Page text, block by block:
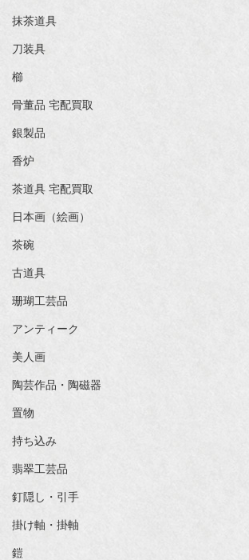
抹茶道具
刀装具
櫛
骨董品 宅配買取
銀製品
香炉
茶道具 宅配買取
日本画（絵画）
茶碗
古道具
珊瑚工芸品
アンティーク
美人画
陶芸作品・陶磁器
置物
持ち込み
翡翠工芸品
釘隠し・引手
掛け軸・掛軸
鎧